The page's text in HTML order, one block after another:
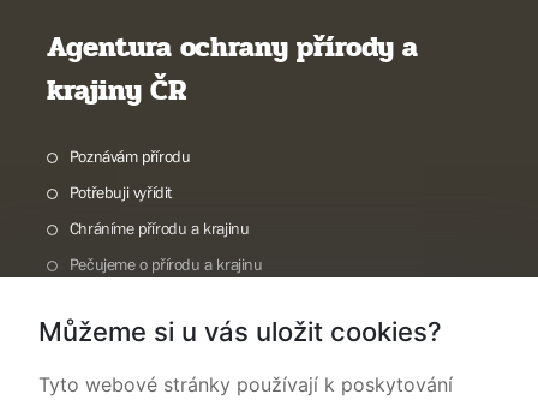
Agentura ochrany přírody a
krajiny ČR
Poznávám přírodu
Potřebuji vyřídit
Chráníme přírodu a krajinu
Pečujeme o přírodu a krajinu
O nás
Můžeme si u vás uložit cookies?
Tyto webové stránky používají k poskytování